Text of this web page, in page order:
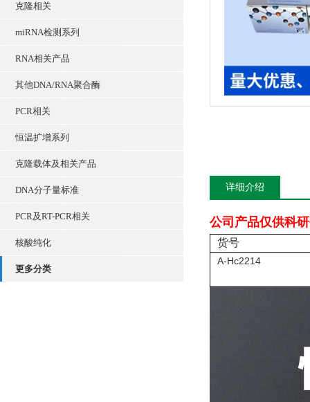
克隆相关
miRNA检测系列
RNA相关产品
其他DNA/RNA聚合酶
PCR相关
恒温扩增系列
克隆载体及相关产品
DNA分子量标准
PCR及RT-PCR相关
核酸纯化
更多分类
详细介绍
公司产品仅供科
货号
A-Hc2214